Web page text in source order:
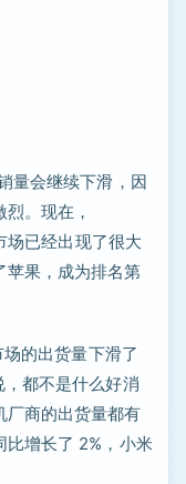
量会继续下滑，因
。现在，
场已经出现了很大
苹果，成为排名第
的出货量下滑了
都不是什么好消
厂商的出货量都有
比增长了 2%，小米